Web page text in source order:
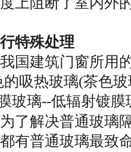
特殊处理
建筑门窗所用
吸热玻璃(茶色
玻璃--低辐射镀
了解决普通玻璃
有普通玻璃最致